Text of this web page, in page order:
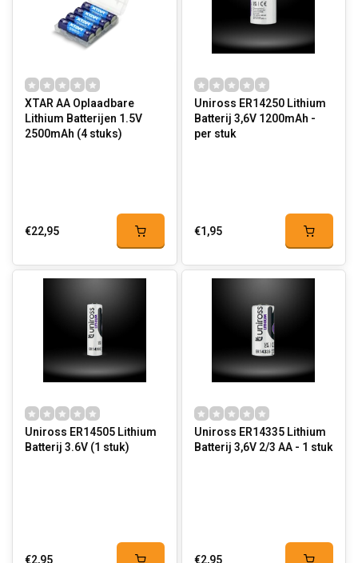
XTAR AA Oplaadbare
Lithium Batterijen 1.5V
2500mAh (4 stuks)
€22,95
Uniross ER14250 Lithium
Batterij 3,6V 1200mAh -
per stuk
€1,95
Uniross ER14505 Lithium
Batterij 3.6V (1 stuk)
Uniross ER14335 Lithium
Batterij 3,6V 2/3 AA - 1 stuk